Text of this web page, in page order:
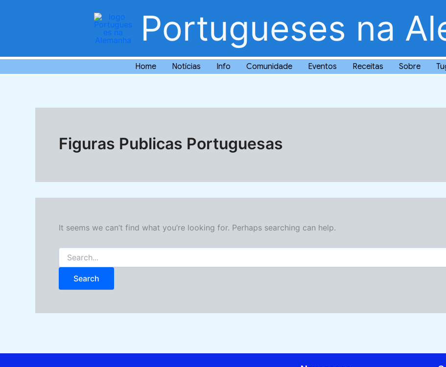
Portugueses na
Home Notícias Info Comunidade Eventos Receitas Sobre
Figuras Publicas Portuguesas
It seems we can’t find what you’re looking for. Perhaps searching can help.
Search
for: